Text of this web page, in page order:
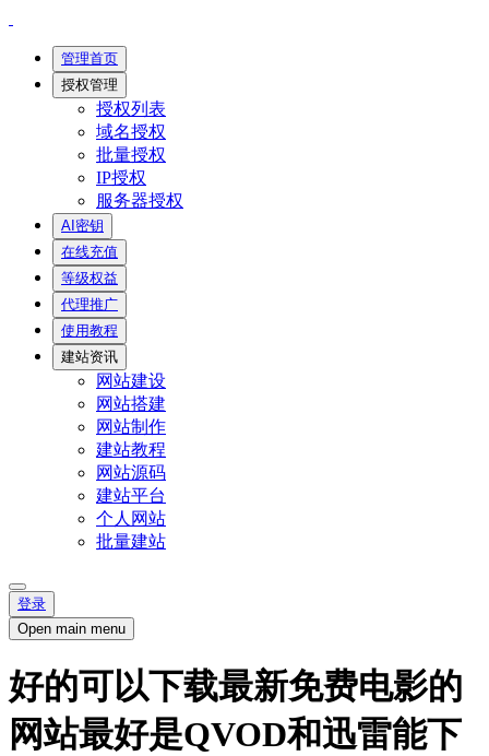
管理首页
授权管理
授权列表
域名授权
批量授权
IP授权
服务器授权
AI密钥
在线充值
等级权益
代理推广
使用教程
建站资讯
网站建设
网站搭建
网站制作
建站教程
网站源码
建站平台
个人网站
批量建站
登录
Open main menu
好的可以下载最新免费电影的
网站最好是QVOD和迅雷能下